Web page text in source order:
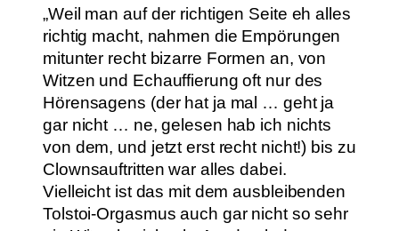
„Weil man auf der richtigen Seite eh alles
richtig macht, nahmen die Empörungen
mitunter recht bizarre Formen an, von
Witzen und Echauffierung oft nur des
Hörensagens (der hat ja mal … geht ja
gar nicht … ne, gelesen hab ich nichts
von dem, und jetzt erst recht nicht!) bis zu
Clownsauftritten war alles dabei.
Vielleicht ist das mit dem ausbleibenden
Tolstoi-Orgasmus auch gar nicht so sehr